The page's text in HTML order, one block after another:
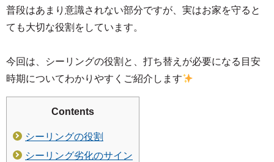
普段はあまり意識されない部分ですが、実はお家を守ると
ても大切な役割をしています。
今回は、シーリングの役割と、打ち替えが必要になる目安
時期についてわかりやすくご紹介します
Contents
シーリングの役割
シーリング劣化のサイン